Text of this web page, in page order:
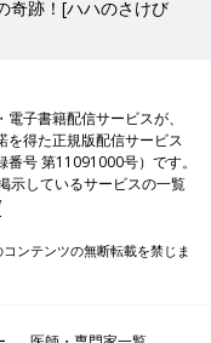
奇跡！[ハハのさけび
子書籍配信サービスが、
を得た正規版配信サービス
号 第11091000号）です。
示しているサービスの一覧
ンテンツの無断転載を禁じま